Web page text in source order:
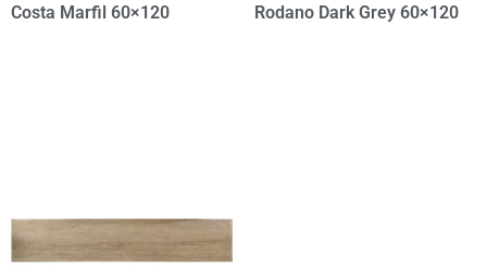
Costa Marfil 60×120 Rodano Dark Grey 60×120